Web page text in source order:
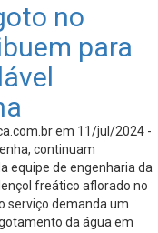
no
para
em 11/jul/2024 -
continuam
equipe de engenharia da
freático aflorado no
serviço demanda um
da água em